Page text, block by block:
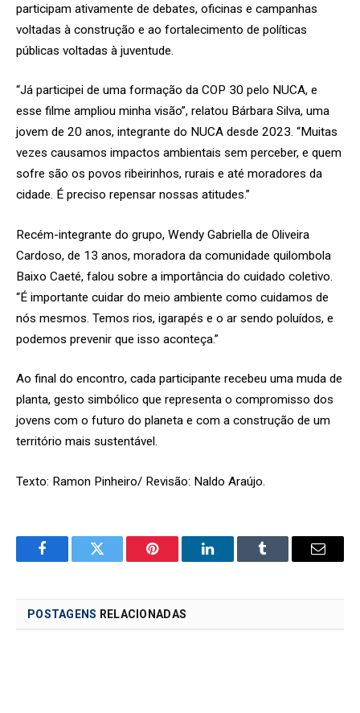
participam ativamente de debates, oficinas e campanhas
voltadas à construção e ao fortalecimento de políticas
públicas voltadas à juventude.
“Já participei de uma formação da COP 30 pelo NUCA, e
esse filme ampliou minha visão”, relatou Bárbara Silva, uma
jovem de 20 anos, integrante do NUCA desde 2023. “Muitas
vezes causamos impactos ambientais sem perceber, e quem
sofre são os povos ribeirinhos, rurais e até moradores da
cidade. É preciso repensar nossas atitudes.”
Recém-integrante do grupo, Wendy Gabriella de Oliveira
Cardoso, de 13 anos, moradora da comunidade quilombola
Baixo Caeté, falou sobre a importância do cuidado coletivo.
“É importante cuidar do meio ambiente como cuidamos de
nós mesmos. Temos rios, igarapés e o ar sendo poluídos, e
podemos prevenir que isso aconteça.”
Ao final do encontro, cada participante recebeu uma muda de
planta, gesto simbólico que representa o compromisso dos
jovens com o futuro do planeta e com a construção de um
território mais sustentável.
Texto: Ramon Pinheiro/ Revisão: Naldo Araújo.
FacebookTwitter Pinterest LinkedInTumblr Email
POSTAGENS RELACIONADAS